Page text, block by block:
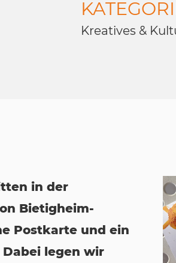
Kreatives &
in der
Bietigheim-
Postkarte und ein
Dabei legen wir